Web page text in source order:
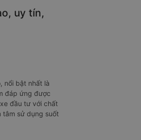
uy tín,
nổi bật nhất là
đáp ứng được
đầu tư với chất
tâm sử dụng suốt